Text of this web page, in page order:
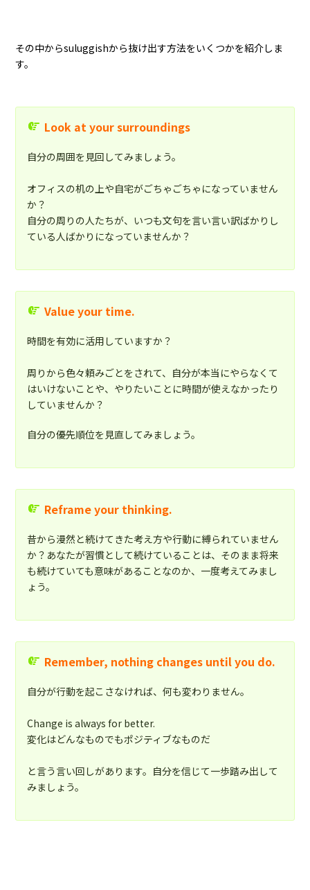
その中からsuluggishから抜け出す方法をいくつかを紹介しま
す。
Look at your surroundings
自分の周囲を見回してみましょう。
オフィスの机の上や自宅がごちゃごちゃになっていません
か？
自分の周りの人たちが、いつも文句を言い言い訳ばかりし
ている人ばかりになっていませんか？
Value your time.
時間を有効に活用していますか？
周りから色々頼みごとをされて、自分が本当にやらなくて
はいけないことや、やりたいことに時間が使えなかったり
していませんか？
自分の優先順位を見直してみましょう。
Reframe your thinking.
昔から漫然と続けてきた考え方や行動に縛られていません
か？あなたが習慣として続けていることは、そのまま将来
も続けていても意味があることなのか、一度考えてみまし
ょう。
Remember, nothing changes until you do.
自分が行動を起こさなければ、何も変わりません。
Change is always for better.
変化はどんなものでもポジティブなものだ
と言う言い回しがあります。自分を信じて一歩踏み出して
みましょう。